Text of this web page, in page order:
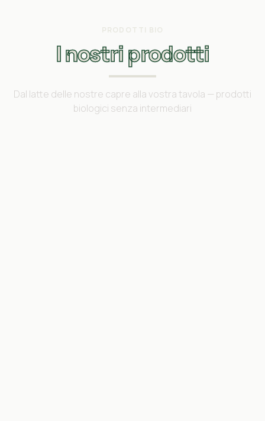
PRODOTTI BIO
I nostri prodotti
Dal latte delle nostre capre alla vostra tavola — prodotti
biologici senza intermediari